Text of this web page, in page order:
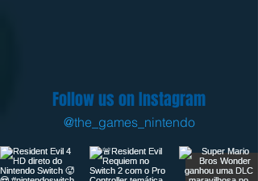
Follow us on Instagram
@the_games_nintendo